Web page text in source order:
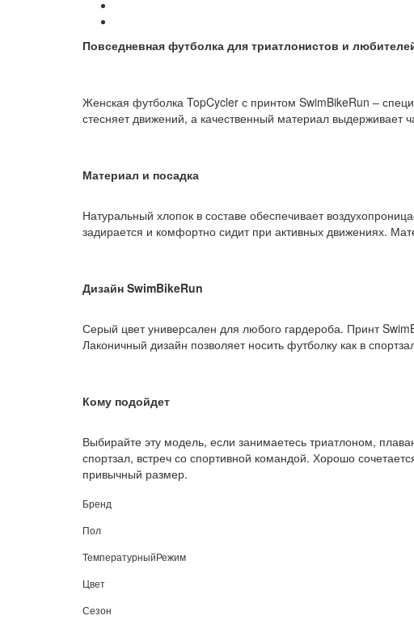
Повседневная футболка для триатлонистов и
Женская футболка TopCycler с принтом SwimBikeRun –
стесняет движений, а качественный материал выдерживает
Материал и посадка
Натуральный хлопок в составе обеспечивает
задирается и комфортно сидит при активных движениях.
Дизайн SwimBikeRun
Серый цвет универсален для любого гардероба. Принт
Лаконичный дизайн позволяет носить футболку как в
Кому подойдет
Выбирайте эту модель, если занимаетесь триатлоном,
спортзал, встреч со спортивной командой. Хорошо
привычный размер.
Бренд
Пол
ТемпературныйРежим
Цвет
Сезон